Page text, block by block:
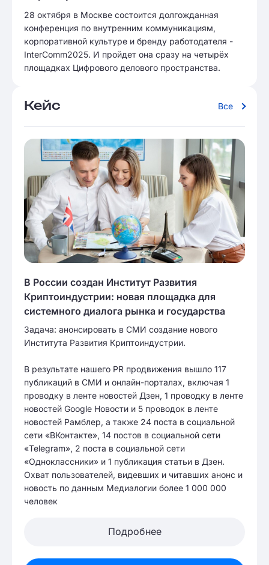
28 октября в Москве состоится долгожданная
конференция по внутренним коммуникациям,
корпоративной культуре и бренду работодателя -
InterComm2025. И пройдет она сразу на четырёх
площадках Цифрового делового пространства.
Кейс Все
В России создан Институт Развития
Криптоиндустрии: новая площадка для
системного диалога рынка и государства
Задача: анонсировать в СМИ создание нового
Института Развития Криптоиндустрии.
В результате нашего PR продвижения вышло 117
публикаций в СМИ и онлайн-порталах, включая 1
проводку в ленте новостей Дзен, 1 проводку в ленте
новостей Google Новости и 5 проводок в ленте
новостей Рамблер, а также 24 поста в социальной
сети «ВКонтакте», 14 постов в социальной сети
«Telegram», 2 поста в социальной сети
«Одноклассники» и 1 публикация статьи в Дзен.
Охват пользователей, видевших и читавших анонс и
новость по данным Медиалогии более 1 000 000
человек
Подробнее